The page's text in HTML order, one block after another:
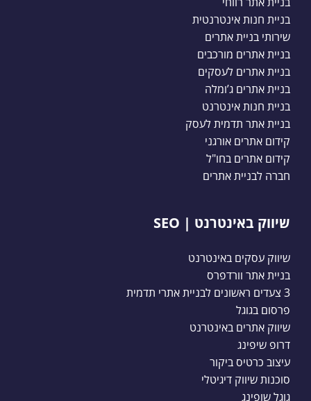
בניית חנות אינטרנטית
שירותי בניית אתרים
בניית אתרים מורכבים
בניית אתרים לעסקים
בניית אתרים ג’ומלה
בניית חנות אינטרנט
בניית אתר תדמית לעסק
קידום אתרים אורגני
קידום אתרים בחו"ל
חברה לבניית אתרים
שיווק באינטרנט | SEO
שיווק עסקים באינטרנט
בניית אתר וורדפרס
3 צעדים ראשונים לבניית אתרי תדמית
פרסום בגוגל
שיווק אתרים באינטרנט
דרופ שיפינג
עיצוב כרטיס ביקור
סוכנות שיווק דיגיטלי
גוגל שופינג